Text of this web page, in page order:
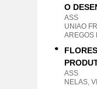
O
ASS
UNIAO
AREGOS
ASS
NELAS,